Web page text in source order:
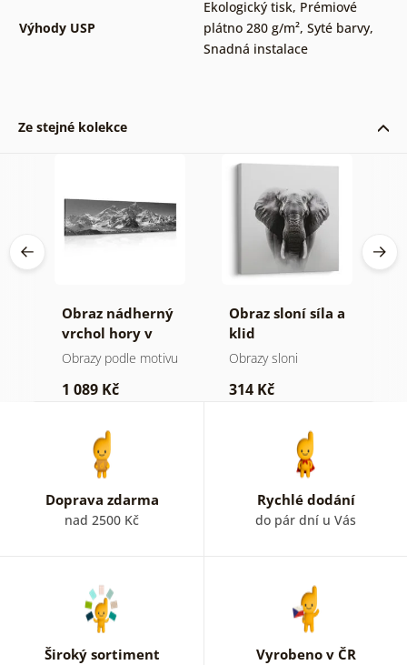
Výhody USP
Ekologický tisk, Prémiové
plátno 280 g/m², Syté barvy,
Snadná instalace
Ze stejné kolekce
Obraz nádherný
vrchol hory v
černobílém
Obrazy podle motivu
1 089 Kč
Obraz sloní síla a
klid
Obrazy sloni
314 Kč
Doprava zdarma
nad 2500 Kč
Rychlé dodání
do pár dní u Vás
Široký sortiment Vyrobeno v ČR